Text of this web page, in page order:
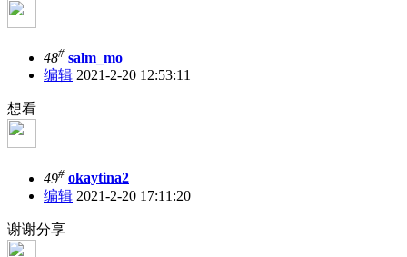
48# salm_mo
编辑 2021-2-20 12:53:11
想看
49# okaytina2
编辑 2021-2-20 17:11:20
谢谢分享